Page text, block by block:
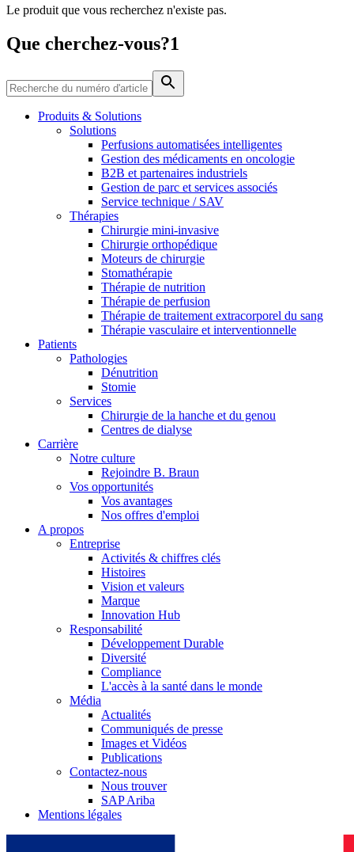
Catalogue de produits
Trouvez le produit que vous recherchez. Visitez le catalogue
de produits B. Braun avec notre portefeuille complet.
Média
Contactez-nous
Pôle d’innovation
Stimulons ensemble l’innovation dans la technologie
médicale. Apprenez-en plus sur notre centre d’innovation et
présentez votre idée.
En dialogue avec B. Braun. Contactez-nous.
Le produit que vous recherchez n'existe pas.
Que cherchez-vous?1
Produits & Solutions
Solutions
Perfusions automatisées intelligentes
Gestion des médicaments en oncologie
B2B et partenaires industriels
Gestion de parc et services associés
Service technique / SAV
Thérapies
Chirurgie mini-invasive
Chirurgie orthopédique
Moteurs de chirurgie
Stomathérapie
Thérapie de nutrition
Thérapie de perfusion
Thérapie de traitement extracorporel du sang
Thérapie vasculaire et interventionnelle
Patients
Pathologies
Dénutrition
Stomie
Services
Chirurgie de la hanche et du genou
Centres de dialyse
Carrière
Notre culture
Rejoindre B. Braun
Vos opportunités
Vos avantages
Nos offres d'emploi
A propos
Entreprise
Activités & chiffres clés
Histoires
Vision et valeurs
Marque
Innovation Hub
Responsabilité
Développement Durable
Diversité
Compliance
L'accès à la santé dans le monde
Média
Actualités
Communiqués de presse
Images et Vidéos
Publications
Contactez-nous
Nous trouver
SAP Ariba
Mentions légales